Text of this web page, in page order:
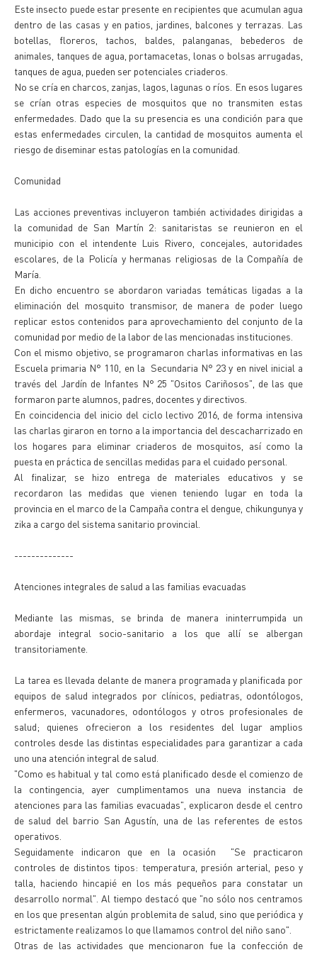
Este insecto puede estar presente en recipientes que acumulan agua
dentro de las casas y en patios, jardines, balcones y terrazas. Las
botellas, floreros, tachos, baldes, palanganas, bebederos de
animales, tanques de agua, portamacetas, lonas o bolsas arrugadas,
tanques de agua, pueden ser potenciales criaderos.
No se cría en charcos, zanjas, lagos, lagunas o ríos. En esos lugares
se crían otras especies de mosquitos que no transmiten estas
enfermedades. Dado que la su presencia es una condición para que
estas enfermedades circulen, la cantidad de mosquitos aumenta el
riesgo de diseminar estas patologías en la comunidad.
Comunidad
Las acciones preventivas incluyeron también actividades dirigidas a
la comunidad de San Martín 2: sanitaristas se reunieron en el
municipio con el intendente Luis Rivero, concejales, autoridades
escolares, de la Policía y hermanas religiosas de la Compañía de
María.
En dicho encuentro se abordaron variadas temáticas ligadas a la
eliminación del mosquito transmisor, de manera de poder luego
replicar estos contenidos para aprovechamiento del conjunto de la
comunidad por medio de la labor de las mencionadas instituciones.
Con el mismo objetivo, se programaron charlas informativas en las
Escuela primaria N° 110, en la Secundaria N° 23 y en nivel inicial a
través del Jardín de Infantes N° 25 "Ositos Cariñosos", de las que
formaron parte alumnos, padres, docentes y directivos.
En coincidencia del inicio del ciclo lectivo 2016, de forma intensiva
las charlas giraron en torno a la importancia del descacharrizado en
los hogares para eliminar criaderos de mosquitos, así como la
puesta en práctica de sencillas medidas para el cuidado personal.
Al finalizar, se hizo entrega de materiales educativos y se
recordaron las medidas que vienen teniendo lugar en toda la
provincia en el marco de la Campaña contra el dengue, chikungunya y
zika a cargo del sistema sanitario provincial.
--------------
Atenciones integrales de salud a las familias evacuadas
Mediante las mismas, se brinda de manera ininterrumpida un
abordaje integral socio-sanitario a los que allí se albergan
transitoriamente.
La tarea es llevada delante de manera programada y planificada por
equipos de salud integrados por clínicos, pediatras, odontólogos,
enfermeros, vacunadores, odontólogos y otros profesionales de
salud; quienes ofrecieron a los residentes del lugar amplios
controles desde las distintas especialidades para garantizar a cada
uno una atención integral de salud.
"Como es habitual y tal como está planificado desde el comienzo de
la contingencia, ayer cumplimentamos una nueva instancia de
atenciones para las familias evacuadas", explicaron desde el centro
de salud del barrio San Agustín, una de las referentes de estos
operativos.
Seguidamente indicaron que en la ocasión "Se practicaron
controles de distintos tipos: temperatura, presión arterial, peso y
talla, haciendo hincapié en los más pequeños para constatar un
desarrollo normal". Al tiempo destacó que "no sólo nos centramos
en los que presentan algún problemita de salud, sino que periódica y
estrictamente realizamos lo que llamamos control del niño sano".
Otras de las actividades que mencionaron fue la confección de